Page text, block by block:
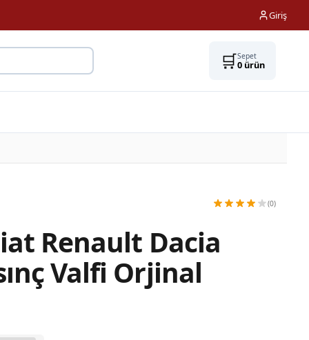
Giriş
🛒Sepet
0ürün
(0)
Renault Dacia
Valfi Orjinal